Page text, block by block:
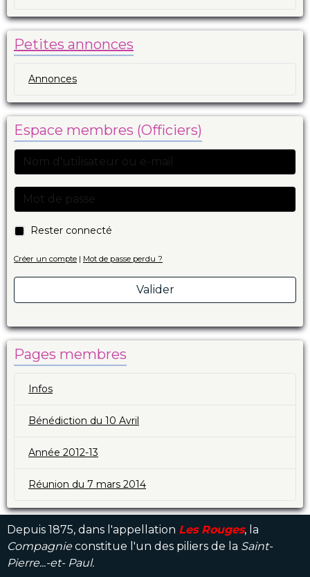
Petites annonces
Annonces
Espace membres (Officiers)
Rester connecté
Créer un compte | Mot de passe perdu ?
Valider
Pages membres
Infos
Bénédiction du 10 Avril
Année 2012-13
Réunion du 7 mars 2014
Depuis 1875, dans l'appellation Les Rouges, la
Compagnieconstitue l'un des piliers de la Saint-
Pierre...-et- Paul.